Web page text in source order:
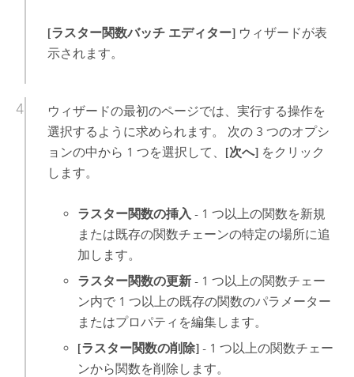
[ラスター関数バッチ エディター]ウィザードが表
示されます。
ウィザードの最初のページでは、実行する操作を
選択するように求められます。 次の 3 つのオプシ
ョンの中から 1 つを選択して、 [次へ]をクリック
します。
ラスター関数の挿入 - 1 つ以上の関数を新規
または既存の関数チェーンの特定の場所に追
加します。
ラスター関数の更新 - 1 つ以上の関数チェー
ン内で 1 つ以上の既存の関数のパラメーター
またはプロパティを編集します。
[ラスター関数の削除] - 1 つ以上の関数チェー
ンから関数を削除します。